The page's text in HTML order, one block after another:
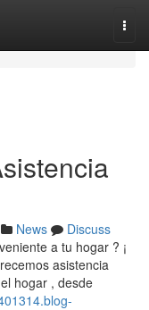
News
Discuss
a tu hogar ? ¡
asistencia
hogar , desde